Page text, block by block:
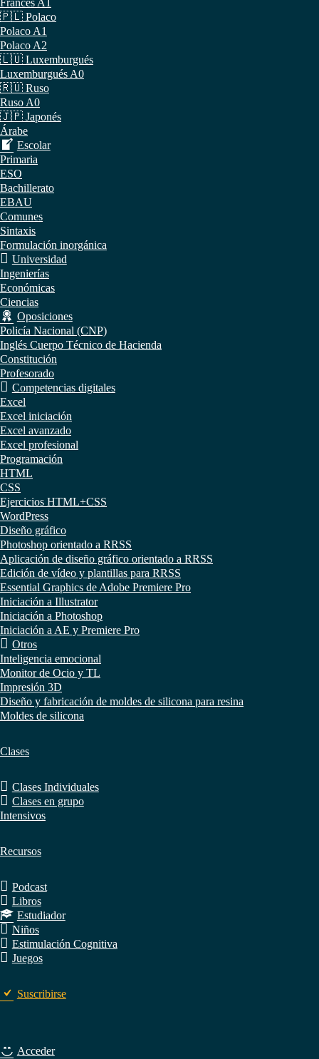
Francés A1
🇵🇱 Polaco
Polaco A1
Polaco A2
🇱🇺 Luxemburgués
Luxemburgués A0
🇷🇺 Ruso
Ruso A0
🇯🇵 Japonés
Árabe
Escolar
Primaria
ESO
Bachillerato
EBAU
Comunes
Sintaxis
Formulación inorgánica
Universidad
Ingenierías
Económicas
Ciencias
Oposiciones
Policía Nacional (CNP)
Inglés Cuerpo Técnico de Hacienda
Constitución
Profesorado
Competencias digitales
Excel
Excel iniciación
Excel avanzado
Excel profesional
Programación
HTML
CSS
Ejercicios HTML+CSS
WordPress
Diseño gráfico
Photoshop orientado a RRSS
Aplicación de diseño gráfico orientado a RRSS
Edición de vídeo y plantillas para RRSS
Essential Graphics de Adobe Premiere Pro
Iniciación a Illustrator
Iniciación a Photoshop
Iniciación a AE y Premiere Pro
Otros
Inteligencia emocional
Monitor de Ocio y TL
Impresión 3D
Diseño y fabricación de moldes de silicona para resina
Moldes de silicona
Clases
Clases Individuales
Clases en grupo
Intensivos
Recursos
Podcast
Libros
Estudiador
Niños
Estimulación Cognitiva
Juegos
Suscribirse
Acceder